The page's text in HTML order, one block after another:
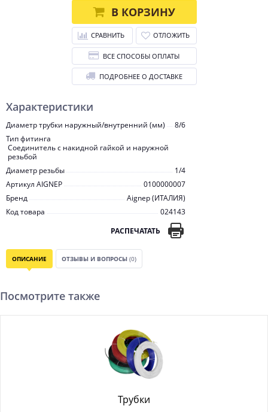
Характеристики
Диаметр трубки наружный/внутренний (мм)
8/6
Тип фитинга
Соединитель с накидной гайкой и наружной
резьбой
Диаметр резьбы
1/4
Артикул AIGNEP
0100000007
Бренд
Aignep (ИТАЛИЯ)
Код товара
024143
РАСПЕЧАТАТЬ
В КОРЗИНУ
СРАВНИТЬ ОТЛОЖИТЬ
ВСЕ СПОСОБЫ ОПЛАТЫ
ПОДРОБНЕЕ О ДОСТАВКЕ
ОПИСАНИЕ ОТЗЫВЫ И ВОПРОСЫ (0)
Посмотрите также
Трубки